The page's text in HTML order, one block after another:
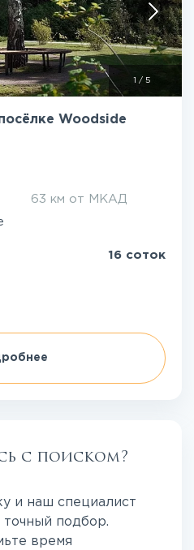
/ 5
Woodside
63 км от МКАД
16 соток
с поиском?
и наш специалист
точный подбор.
время